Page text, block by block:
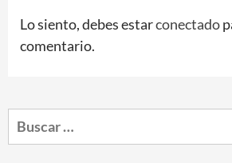
Lo siento, debes estarconectado
comentario.
Buscar: